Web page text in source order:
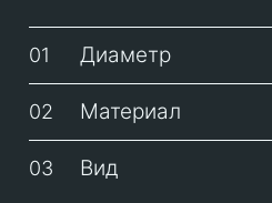
01 Диаметр
02 Материал
03 Вид